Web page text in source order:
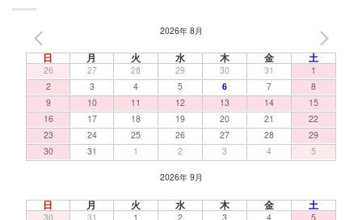
2026年 8月
日 月 火 水 木 金 土
26 27 28 29 30 31
1
2
3 4 5 6 7
8
9
10 11 12 13 14
15
16
17 18 19 20 21
22
23
24 25 26 27 28
29
30
31 1 2 3 4 5
2026年 9月
日 月 火 水 木 金 土
30 31 1 2 3 4 5